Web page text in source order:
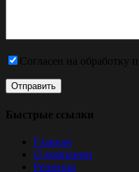
Согласен на обработку
Быстрые ссылки
Главная
О компании
Решения